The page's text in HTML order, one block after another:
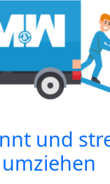
und
umziehen